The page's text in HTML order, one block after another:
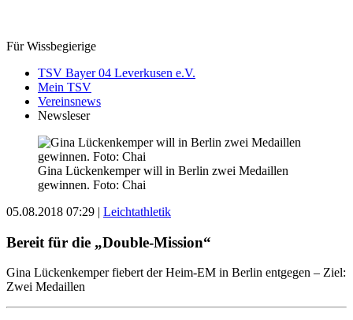
Für Wissbegierige
TSV Bayer 04 Leverkusen e.V.
Mein TSV
Vereinsnews
Newsleser
Gina Lückenkemper will in Berlin zwei Medaillen
gewinnen. Foto: Chai
05.08.2018 07:29 | Leichtathletik
Bereit für die „Double-Mission“
Gina Lückenkemper fiebert der Heim-EM in Berlin entgegen – Ziel:
Zwei Medaillen